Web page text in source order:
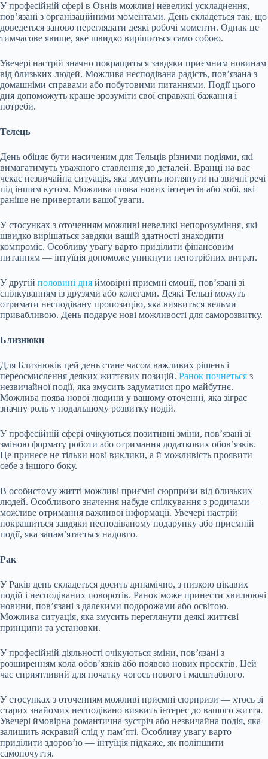
У професійній сфері в Овнів можливі невеликі ускладнення,
пов’язані з організаційними моментами. День складеться так, що
доведеться заново переглядати деякі робочі моменти. Однак це
тимчасове явище, яке швидко вирішиться само собою.
Увечері настрій значно покращиться завдяки приємним новинам
від близьких людей. Можлива несподівана радість, пов’язана з
домашніми справами або побутовими питаннями. Події цього
дня допоможуть краще зрозуміти свої справжні бажання і
потреби.
Телець
День обіцяє бути насиченим для Тельців різними подіями, які
вимагатимуть уважного ставлення до деталей. Вранці на вас
чекає незвичайна ситуація, яка змусить поглянути на звичні речі
під іншим кутом. Можлива поява нових інтересів або хобі, які
раніше не привертали вашої уваги.
У стосунках з оточенням можливі невеликі непорозуміння, які
швидко вирішаться завдяки вашій здатності знаходити
компроміс. Особливу увагу варто приділити фінансовим
питанням — інтуїція допоможе уникнути непотрібних витрат.
У другій половині дня ймовірні приємні емоції, пов’язані зі
спілкуванням із друзями або колегами. Деякі Тельці можуть
отримати несподівану пропозицію, яка виявиться вельми
привабливою. День подарує нові можливості для саморозвитку.
Близнюки
Для Близнюків цей день стане часом важливих рішень і
переосмислення деяких життєвих позицій. Ранок почнеться з
незвичайної події, яка змусить задуматися про майбутнє.
Можлива поява нової людини у вашому оточенні, яка зіграє
значну роль у подальшому розвитку подій.
У професійній сфері очікуються позитивні зміни, пов’язані зі
зміною формату роботи або отримання додаткових обов’язків.
Це принесе не тільки нові виклики, а й можливість проявити
себе з іншого боку.
В особистому житті можливі приємні сюрпризи від близьких
людей. Особливого значення набуде спілкування з родичами —
можливе отримання важливої інформації. Увечері настрій
покращиться завдяки несподіваному подарунку або приємній
події, яка запам’ятається надовго.
Рак
У Раків день складеться досить динамічно, з низкою цікавих
подій і несподіваних поворотів. Ранок може принести хвилюючі
новини, пов’язані з далекими подорожами або освітою.
Можлива ситуація, яка змусить переглянути деякі життєві
принципи та установки.
У професійній діяльності очікуються зміни, пов’язані з
розширенням кола обов’язків або появою нових проєктів. Цей
час сприятливий для початку чогось нового і масштабного.
У стосунках з оточенням можливі приємні сюрпризи — хтось зі
старих знайомих несподівано виявить інтерес до вашого життя.
Увечері ймовірна романтична зустріч або незвичайна подія, яка
залишить яскравий слід у пам’яті. Особливу увагу варто
приділити здоров’ю — інтуїція підкаже, як поліпшити
самопочуття.